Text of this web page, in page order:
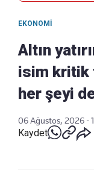
EKONOMI
Altın
isim kritik
her şeyi
06 Ağustos, 2026 -
Kaydet